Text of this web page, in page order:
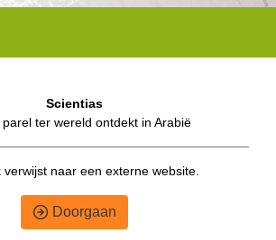
Scientias
ter wereld ontdekt in Arabië
verwijst naar een externe website.
Doorgaan